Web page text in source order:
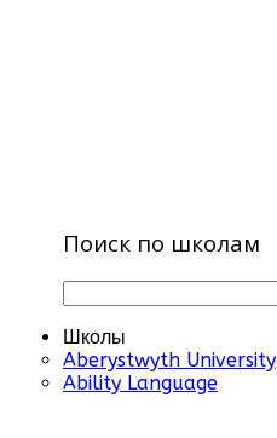
Поиск по школам
Школы
Aberystwyth University
Ability Language